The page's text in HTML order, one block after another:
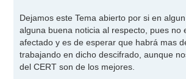
Dejamos este Tema abierto por si en
alguna buena noticia al respecto, pues no
afectado y es de esperar que habrá mas
trabajando en dicho descifrado, aunque
del CERT son de los mejores.